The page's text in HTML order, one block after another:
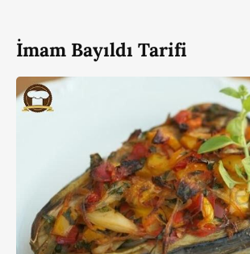
İmam Bayıldı Tarifi